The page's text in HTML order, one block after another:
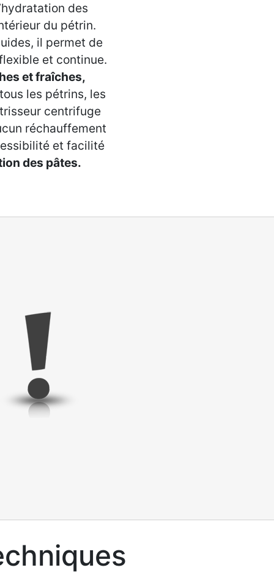
des
du pétrin.
il permet de
et continue.
et fraîches,
les pétrins, les
centrifuge
réchauffement
et facilité
des pâtes.